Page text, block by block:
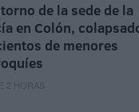
de la sede de la
en Colón,
de menores
2 HORAS